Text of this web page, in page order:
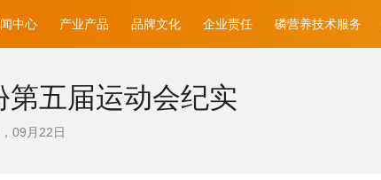
中心 产业产品 品牌文化 企业责任 磷营养技术服务
第五届运动会纪实
09月22日